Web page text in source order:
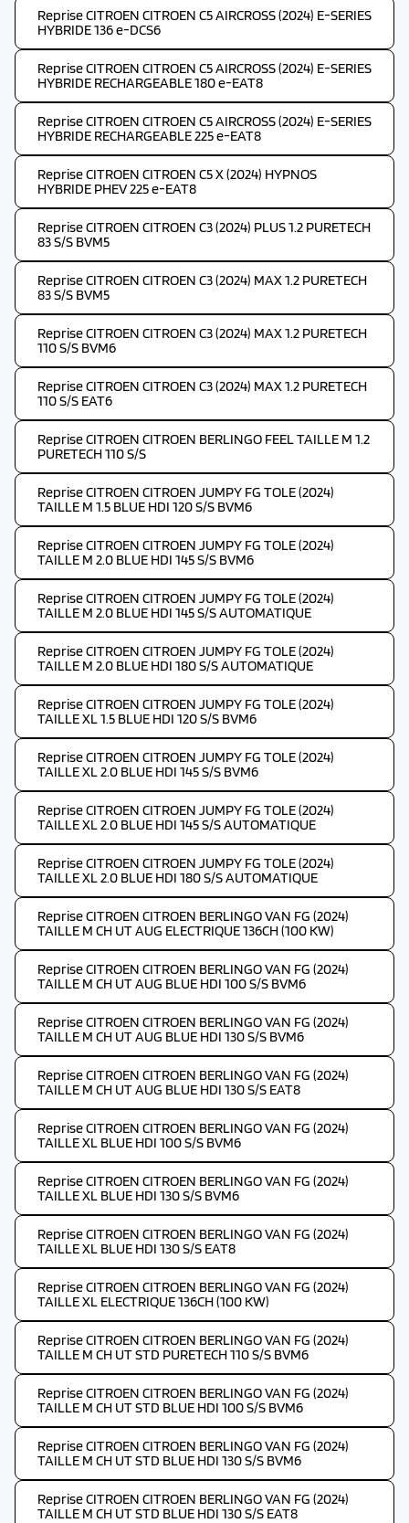
Reprise CITROEN CITROEN C5 AIRCROSS (2024) E-SERIES
HYBRIDE 136 e-DCS6
Reprise CITROEN CITROEN C5 AIRCROSS (2024) E-SERIES
HYBRIDE RECHARGEABLE 180 e-EAT8
Reprise CITROEN CITROEN C5 AIRCROSS (2024) E-SERIES
HYBRIDE RECHARGEABLE 225 e-EAT8
Reprise CITROEN CITROEN C5 X (2024) HYPNOS
HYBRIDE PHEV 225 e-EAT8
Reprise CITROEN CITROEN C3 (2024) PLUS 1.2 PURETECH
83 S/S BVM5
Reprise CITROEN CITROEN C3 (2024) MAX 1.2 PURETECH
83 S/S BVM5
Reprise CITROEN CITROEN C3 (2024) MAX 1.2 PURETECH
110 S/S BVM6
Reprise CITROEN CITROEN C3 (2024) MAX 1.2 PURETECH
110 S/S EAT6
Reprise CITROEN CITROEN BERLINGO FEEL TAILLE M 1.2
PURETECH 110 S/S
Reprise CITROEN CITROEN JUMPY FG TOLE (2024)
TAILLE M 1.5 BLUE HDI 120 S/S BVM6
Reprise CITROEN CITROEN JUMPY FG TOLE (2024)
TAILLE M 2.0 BLUE HDI 145 S/S BVM6
Reprise CITROEN CITROEN JUMPY FG TOLE (2024)
TAILLE M 2.0 BLUE HDI 145 S/S AUTOMATIQUE
Reprise CITROEN CITROEN JUMPY FG TOLE (2024)
TAILLE M 2.0 BLUE HDI 180 S/S AUTOMATIQUE
Reprise CITROEN CITROEN JUMPY FG TOLE (2024)
TAILLE XL 1.5 BLUE HDI 120 S/S BVM6
Reprise CITROEN CITROEN JUMPY FG TOLE (2024)
TAILLE XL 2.0 BLUE HDI 145 S/S BVM6
Reprise CITROEN CITROEN JUMPY FG TOLE (2024)
TAILLE XL 2.0 BLUE HDI 145 S/S AUTOMATIQUE
Reprise CITROEN CITROEN JUMPY FG TOLE (2024)
TAILLE XL 2.0 BLUE HDI 180 S/S AUTOMATIQUE
Reprise CITROEN CITROEN BERLINGO VAN FG (2024)
TAILLE M CH UT AUG ELECTRIQUE 136CH (100 KW)
Reprise CITROEN CITROEN BERLINGO VAN FG (2024)
TAILLE M CH UT AUG BLUE HDI 100 S/S BVM6
Reprise CITROEN CITROEN BERLINGO VAN FG (2024)
TAILLE M CH UT AUG BLUE HDI 130 S/S BVM6
Reprise CITROEN CITROEN BERLINGO VAN FG (2024)
TAILLE M CH UT AUG BLUE HDI 130 S/S EAT8
Reprise CITROEN CITROEN BERLINGO VAN FG (2024)
TAILLE XL BLUE HDI 100 S/S BVM6
Reprise CITROEN CITROEN BERLINGO VAN FG (2024)
TAILLE XL BLUE HDI 130 S/S BVM6
Reprise CITROEN CITROEN BERLINGO VAN FG (2024)
TAILLE XL BLUE HDI 130 S/S EAT8
Reprise CITROEN CITROEN BERLINGO VAN FG (2024)
TAILLE XL ELECTRIQUE 136CH (100 KW)
Reprise CITROEN CITROEN BERLINGO VAN FG (2024)
TAILLE M CH UT STD PURETECH 110 S/S BVM6
Reprise CITROEN CITROEN BERLINGO VAN FG (2024)
TAILLE M CH UT STD BLUE HDI 100 S/S BVM6
Reprise CITROEN CITROEN BERLINGO VAN FG (2024)
TAILLE M CH UT STD BLUE HDI 130 S/S BVM6
Reprise CITROEN CITROEN BERLINGO VAN FG (2024)
TAILLE M CH UT STD BLUE HDI 130 S/S EAT8